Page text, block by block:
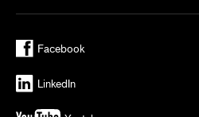
Facebook
LinkedIn